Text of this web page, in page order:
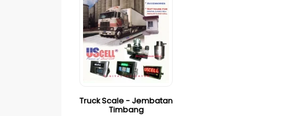
Truck Scale - Jembatan
Timbang